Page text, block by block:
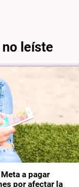
no leíste
a pagar
por afectar la